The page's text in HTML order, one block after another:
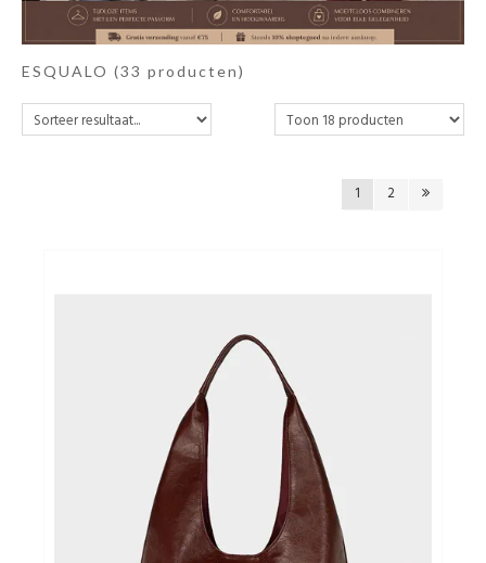
OUTLET
ESQUALO (33 producten)
1 2